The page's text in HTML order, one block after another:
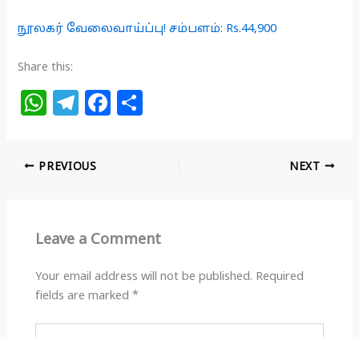
நூலகர் வேலைவாய்ப்பு! சம்பளம்: Rs.44,900
Share this:
W
at
s
p
T
e
g
m
F
o
k
PREVIOUS NEXT
Leave a Comment
Your email address will not be published. Required
fields are marked*